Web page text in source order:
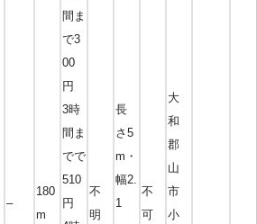
–
180
m
間ま
で3
00
円
3時
間ま
でで
510
円
不
明
長
さ5
m・
幅2.
1
不
可
大
和
郡
山
市
小